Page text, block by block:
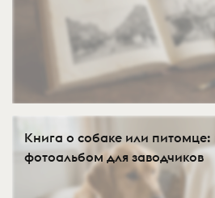
Книга о собаке или
фотоальбом для заводчиков